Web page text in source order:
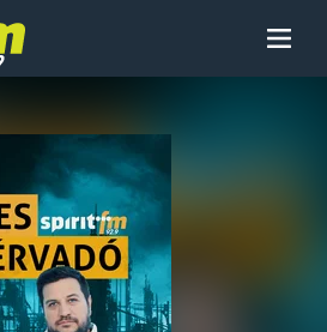
Menü
Műsoraink
Arcaink